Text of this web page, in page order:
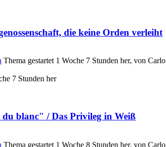
die keine Orden verleiht
Thema gestartet 1 Woche 7 Stunden her, von Carlo
7 Stunden her
blanc" / Das Privileg in Weiß
Thema gestartet 1 Woche 8 Stunden her, von Carlo